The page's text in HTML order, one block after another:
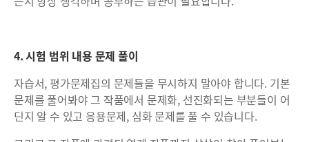
4. 시험 범위 내용 문제 풀이
자습서, 평가문제집의 문제들을 무시하지 말아야 합니다. 기본
문제를 풀어봐야 그 작품에서 문제화, 선진화되는 부분들이 어
딘지 알 수 있고 응용문제, 심화 문제를 풀 수 있습니다.